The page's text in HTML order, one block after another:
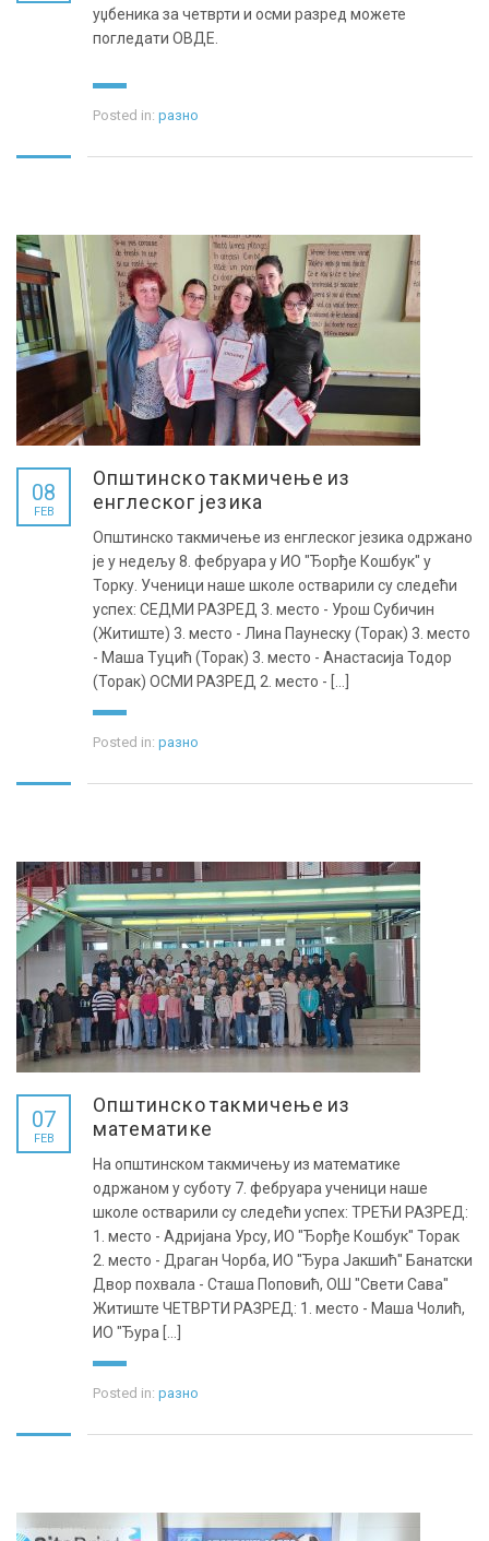
уџбеника за четврти и осми разред можете
погледати ОВДЕ.
Posted in: разно
08
FEB
Општинско такмичење из
енглеског језика
Општинско такмичење из енглеског језика одржано
је у недељу 8. фебруара у ИО "Ђорђе Кошбук" у
Торку. Ученици наше школе остварили су следећи
успех: СЕДМИ РАЗРЕД 3. место - Урош Субичин
(Житиште) 3. место - Лина Паунеску (Торак) 3. место
- Маша Туцић (Торак) 3. место - Анастасија Тодор
(Торак) ОСМИ РАЗРЕД 2. место - [...]
Posted in: разно
07
FEB
Општинско такмичење из
математике
На општинском такмичењу из математике
одржаном у суботу 7. фебруара ученици наше
школе остварили су следећи успех: ТРЕЋИ РАЗРЕД:
1. место - Адријана Урсу, ИО "Ђорђе Кошбук" Торак
2. место - Драган Чорба, ИО "Ђура Јакшић" Банатски
Двор похвала - Сташа Поповић, ОШ "Свети Сава"
Житиште ЧЕТВРТИ РАЗРЕД: 1. место - Маша Чолић,
ИО "Ђура [...]
Posted in: разно